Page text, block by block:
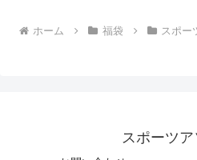
ホーム 福袋 スポー
スポーツア